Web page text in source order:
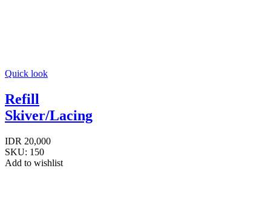
Quick look
Refill
Skiver/Lacing
IDR 20,000
SKU: 150
Add to wishlist